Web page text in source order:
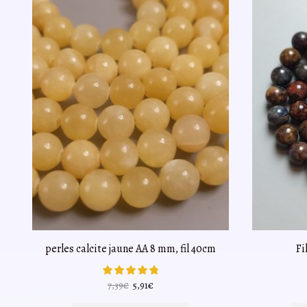
perles calcite jaune AA 8 mm, fil 40cm
7,39€ Le
5,91€